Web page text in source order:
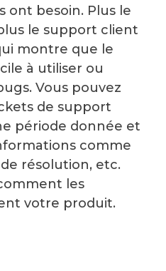
ont besoin. Plus le
le support client
montre que le
à utiliser ou
Vous pouvez
de support
période donnée et
comme
résolution, etc.
les
votre produit.